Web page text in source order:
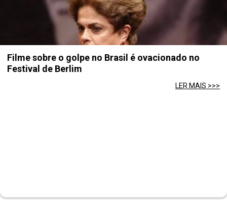
Filme sobre o golpe no Brasil é ovacionado no
Festival de Berlim
LER MAIS >>>